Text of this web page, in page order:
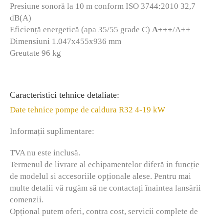
Presiune sonoră la 10 m conform ISO 3744:2010 32,7
dB(A)
Eficiență energetică (apa 35/55 grade C) A+++/A++
Dimensiuni 1.047x455x936 mm
Greutate 96 kg
Caracteristici tehnice detaliate:
Date tehnice pompe de caldura R32 4-19 kW
Informații suplimentare:
TVA nu este inclusă.
Termenul de livrare al echipamentelor diferă in funcție
de modelul si accesoriile opționale alese. Pentru mai
multe detalii vă rugăm să ne contactați înaintea lansării
comenzii.
Opțional putem oferi, contra cost, servicii complete de